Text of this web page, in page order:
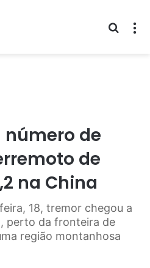
número de
de
na China
18, tremor chegou a
perto da fronteira de
região montanhosa